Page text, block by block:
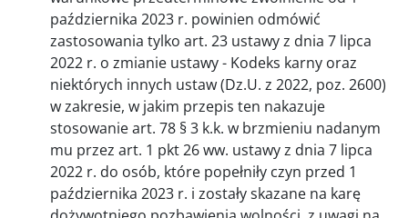
października 2023 r. powinien odmówić
zastosowania tylko art. 23 ustawy z dnia 7 lipca
2022 r. o zmianie ustawy - Kodeks karny oraz
niektórych innych ustaw (Dz.U. z 2022, poz. 2600)
w zakresie, w jakim przepis ten nakazuje
stosowanie art. 78 § 3 k.k. w brzmieniu nadanym
mu przez art. 1 pkt 26 ww. ustawy z dnia 7 lipca
2022 r. do osób, które popełniły czyn przed 1
października 2023 r. i zostały skazane na karę